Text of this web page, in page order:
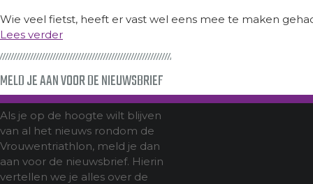
Wie veel fietst, heeft er vast wel eens mee te maken
Lees verder
MELD JE AAN VOOR DE NIEUWSBRIEF
Als je op de hoogte wilt blijven
van al het nieuws rondom de
Vrouwentriathlon, meld je dan
aan voor de nieuwsbrief. Hierin
vertellen we je alles over de